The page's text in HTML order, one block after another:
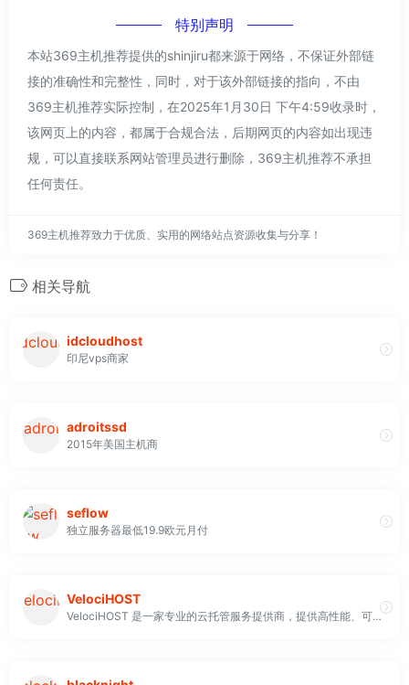
特别声明
本站369主机推荐提供的shinjiru都来源于网络，不保证外部链
接的准确性和完整性，同时，对于该外部链接的指向，不由
369主机推荐实际控制，在2025年1月30日 下午4:59收录时，
该网页上的内容，都属于合规合法，后期网页的内容如出现违
规，可以直接联系网站管理员进行删除，369主机推荐不承担
任何责任。
369主机推荐致力于优质、实用的网络站点资源收集与分享！
相关导航
idcloudhost
印尼vps商家
adroitssd
2015年美国主机商
seflow
独立服务器最低19.9欧元月付
VelociHOST
VelociHOST 是一家专业的云托管服务提供商，提供高性能、可扩展的云服务器和专用服务器解决方案。其数据中心位于美国迈阿密，采用企业级基础设施和冗余电源，并接入多家 Tier-1 运营商。VelociHOST 提供 VPS、专用服务器和 GPU 服务器等多种服务，并提供快速部署和 4 小时内快速响应的技术支持。其服务广泛应用于美国东海岸、拉丁美洲、加拿大和西欧等地。